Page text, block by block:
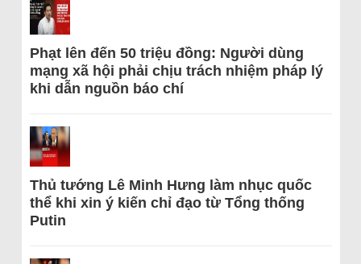
Phạt lên đến 50 triệu đồng: Người dùng
mạng xã hội phải chịu trách nhiệm pháp lý
khi dẫn nguồn báo chí
Thủ tướng Lê Minh Hưng làm nhục quốc
thể khi xin ý kiến chỉ đạo từ Tổng thống
Putin